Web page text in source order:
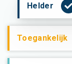
Helder
Toegankelijk